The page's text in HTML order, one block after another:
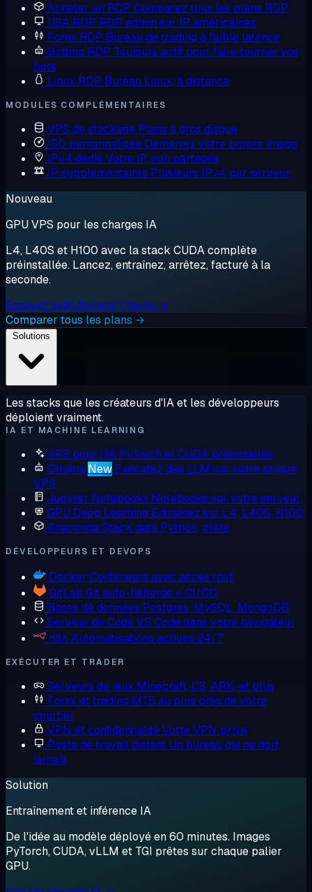
Acheter un RDP Comparez tous les plans RDP
USA RDP RDP admin sur IP américaines
Forex RDP Bureau de trading à faible latence
Botting RDP Toujours actif pour faire tourner vos
bots
Linux RDP Bureau Linux, à distance
MODULES COMPLÉMENTAIRES
VPS de stockage Plans à gros disque
ISO personnalisée Démarrez votre propre image
IPv4 dédiéVotre IP, non partagée
IP supplémentaires Plusieurs IPv4 par serveur
Nouveau
GPU VPS pour les charges IA
L4, L40S et H100 avec la stack CUDA complète
préinstallée. Lancez, entraînez, arrêtez, facturé à la
seconde.
Essayez gratuitement 1 heure →
Comparer tous les plans →
Les stacks que les créateurs d'IA et les développeurs
déploient vraiment.
IA ET MACHINE LEARNING
VPS pour l'IA PyTorch et CUDA préinstallés
Ollama New Exécutez des LLM sur votre propre
VPS
Jupyter Notebooks Notebooks sur votre serveur
GPU Deep Learning Entraînez sur L4, L40S, H100
AnacondaStack data Python, prête
DÉVELOPPEURS ET DEVOPS
Docker Conteneurs avec accès root
GitLab Git auto-hébergé + CI/CD
Bases de données Postgres, MySQL, MongoDB
Serveur de CodeVS Code dans votre navigateur
n8n Automatisations actives 24/7
EXÉCUTER ET TRADER
Serveurs de jeux Minecraft, CS, ARK, et plus
Forex et trading MT5 au plus près de votre
courtier
VPN et confidentialitéVotre VPN privé
Poste de travail distant Un bureau qui ne dort
jamais
Solution
Entraînement et inférence IA
De l'idée au modèle déployé en 60 minutes. Images
PyTorch, CUDA, vLLM et TGI prêtes sur chaque palier
GPU.